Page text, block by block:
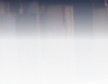
Spring
naar
de